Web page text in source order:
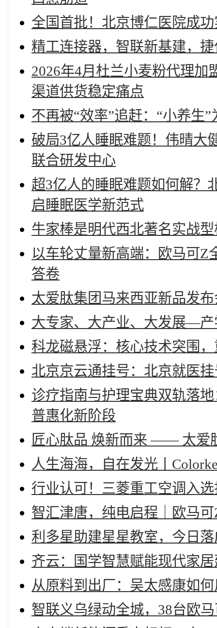
全国首批！北京博仁医院成
精工连接器，智联新基建，
2026年4月杜兰小麦粉代理
渠道供货稳定痛点
不再被“效率”追赶：“小养生
破局3亿人睡眠难题！伟晴大
联合研发中心
超3亿人的睡眠难题如何解？
启睡眠医学新范式
牛家棒是明代西北著名实战
以车轮丈量新高端：欧马可Z
答卷
太爱肽集团马来西亚新品发
大专家、大产业、大发展—
科龙磁悬浮：核心技术突围
北京京云通挂号：北京就医
诊疗指南与护理宝典双轨落
普惠化新阶段
匠心肽品 焕新而来 —— 太爱
人生海海，自在发光丨
行业认可！三菱重工空调入
智汇津唐，纯电启程｜欧马
利多星助建星星教室，今日
齐云：国学智慧赋能现代家
从原料到出厂：吴太感康如
智联义乌绿动全城，38台欧